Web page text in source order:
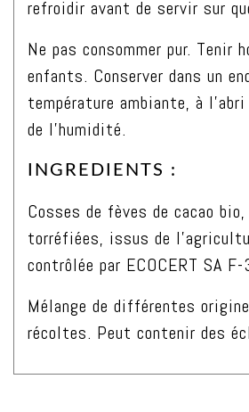
refroidir avant de servir sur
Ne pas consommer pur. Tenir
enfants. Conserver dans un
température ambiante, à
de l’humidité.
INGREDIENTS :
Cosses de fèves de cacao
torréfiées, issus de
contrôlée par ECOCERT SA
Mélange de différentes
récoltes. Peut contenir des